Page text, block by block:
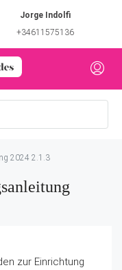
Jorge Indolfi
+34611575136
2024 2.1.3
zur Einrichtung